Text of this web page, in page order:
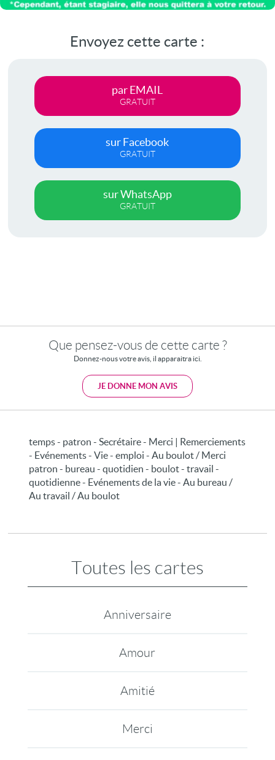
Envoyez cette carte :
par EMAIL
GRATUIT
sur Facebook
GRATUIT
sur WhatsApp
GRATUIT
Que pensez-vous de cette carte ?
Donnez-nous votre avis, il apparaitra ici.
JE DONNE MON AVIS
temps - patron - Secrétaire - Merci | Remerciements
- Evénements - Vie - emploi - Au boulot / Merci
patron - bureau - quotidien - boulot - travail -
quotidienne - Evénements de la vie - Au bureau /
Au travail / Au boulot
Toutes les cartes
Anniversaire
Amour
Amitié
Merci